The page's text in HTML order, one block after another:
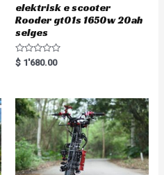
elektrisk e scooter
Rooder gt01s 1650w 20ah
selges
R
a
0
o
u
t
o
f
5
$ 1'680.00